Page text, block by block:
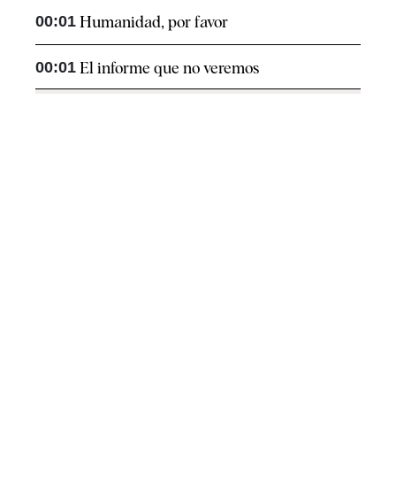
00:01 Humanidad, por favor
00:01 El informe que no veremos